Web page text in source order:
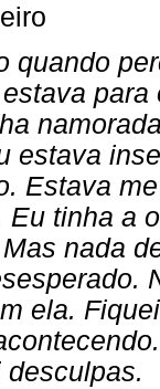
quando
estava
Estava
Eu tinha a
nada
ela.